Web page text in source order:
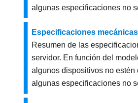
algunas especificaciones no
Especificaciones mecánicas
Resumen de las
servidor. En función del
algunos dispositivos no estén
algunas especificaciones no